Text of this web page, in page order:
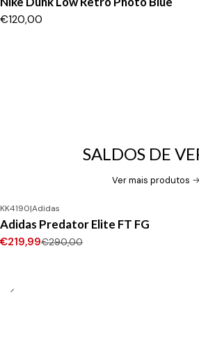
€120,00
SALDOS DE
Ver mais produtos
-24%DESCONTO
Novo
KK4190|Adidas
Adidas Predator Elite FT FG
€219,99€290,00